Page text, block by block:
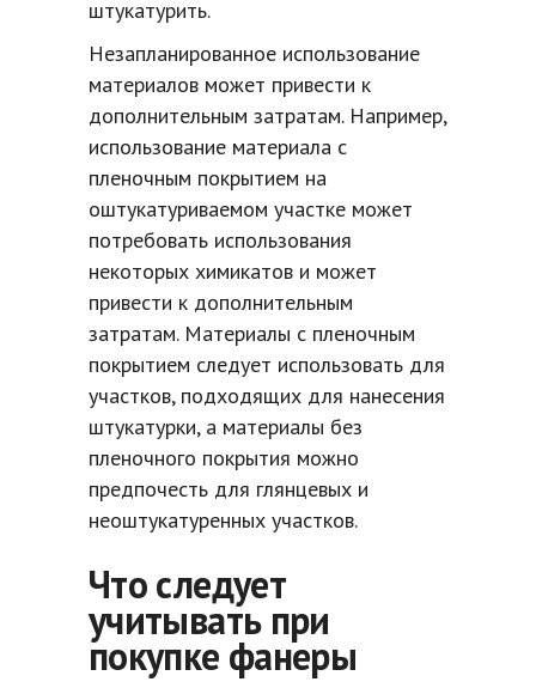
штукатурить.
Незапланированное использование
материалов может привести к
дополнительным затратам. Например,
использование материала с
пленочным покрытием на
оштукатуриваемом участке может
потребовать использования
некоторых химикатов и может
привести к дополнительным
затратам. Материалы с пленочным
покрытием следует использовать для
участков, подходящих для нанесения
штукатурки, а материалы без
пленочного покрытия можно
предпочесть для глянцевых и
неоштукатуренных участков.
Что следует
учитывать при
покупке фанеры